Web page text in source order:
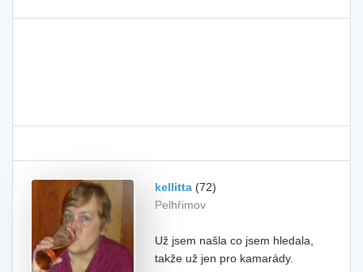
kellitta (72)
Pelhřimov
Už jsem našla co jsem hledala,
takže už jen pro kamarády.